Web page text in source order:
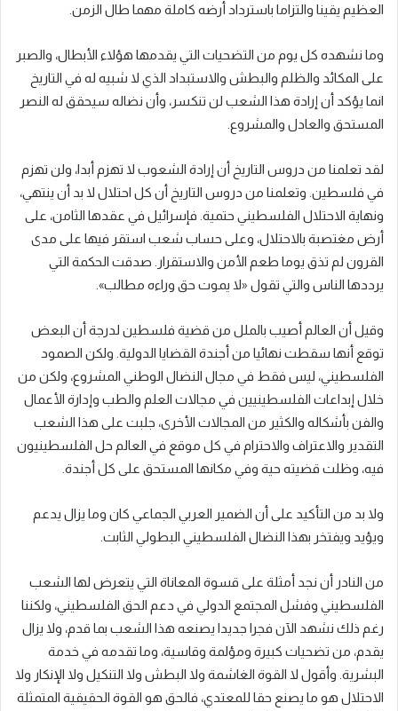
العظيم يقينا والتزاما باسترداد أرضه كاملة مهما طال الزمن.
وما نشهده كل يوم من التضحيات التي يقدمها هؤلاء الأبطال، والصبر
على المكائد والظلم والبطش والاستبداد الذي لا شبيه له في التاريخ
انما يؤكد أن إرادة هذا الشعب لن تنكسر، وأن نضاله سيحقق له النصر
المستحق والعادل والمشروع.
لقد تعلمنا من دروس التاريخ أن إرادة الشعوب لا تهزم أبدا، ولن تهزم
في فلسطين. وتعلمنا من دروس التاريخ أن كل احتلال لا بد أن ينتهي،
ونهاية الاحتلال الفلسطيني حتمية. فإسرائيل في عقدها الثامن، على
أرض مغتصبة بالاحتلال، وعلى حساب شعب استقر فيها على مدى
القرون لم تذق يوما طعم الأمن والاستقرار. صدقت الحكمة التي
يرددها الناس والتي تقول «لا يموت حق وراءه مطالب».
وقيل أن العالم أصيب بالملل من قضية فلسطين لدرجة أن البعض
توقع أنها سقطت نهائيا من أجندة القضايا الدولية. ولكن الصمود
الفلسطيني، ليس فقط في مجال النضال الوطني المشروع، ولكن من
خلال إبداعات الفلسطينيين في مجالات العلم والطب وإدارة الأعمال
والفن بأشكاله والكثير من المجالات الأخرى، جلبت على هذا الشعب
التقدير والاعتراف والاحترام في كل موقع في العالم حل الفلسطينيون
فيه، وظلت قضيته حية وفي مكانها المستحق على كل أجندة.
ولا بد من التأكيد على أن الضمير العربي الجماعي كان وما يزال يدعم
ويؤيد ويفتخر بهذا النضال الفلسطيني البطولي الثابت.
من النادر أن نجد أمثلة على قسوة المعاناة التي يتعرض لها الشعب
الفلسطيني وفشل المجتمع الدولي في دعم الحق الفلسطيني، ولكننا
رغم ذلك نشهد الآن فجرا جديدا يصنعه هذا الشعب بما قدم، ولا يزال
يقدم، من تضحيات كبيرة ومؤلمة وقاسية، وما تقدمه في خدمة
البشرية. وأقول لا القوة الغاشمة ولا البطش ولا التنكيل ولا الإنكار ولا
الاحتلال هو ما يصنع حقا للمعتدي، فالحق هو القوة الحقيقية المتمثلة